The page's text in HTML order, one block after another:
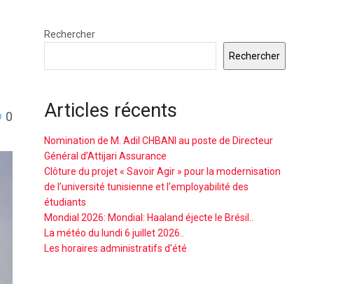
0
Rechercher
Rechercher
Articles récents
Nomination de M. Adil CHBANI au poste de Directeur
Général d’Attijari Assurance
Clôture du projet « Savoir Agir » pour la modernisation
de l’université tunisienne et l’employabilité des
étudiants
Mondial 2026: Mondial: Haaland éjecte le Brésil..
La météo du lundi 6 juillet 2026..
Les horaires administratifs d’été